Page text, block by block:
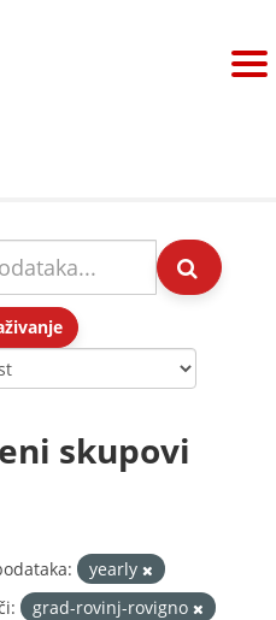
skupovi
yearly
grad-rovinj-rovigno